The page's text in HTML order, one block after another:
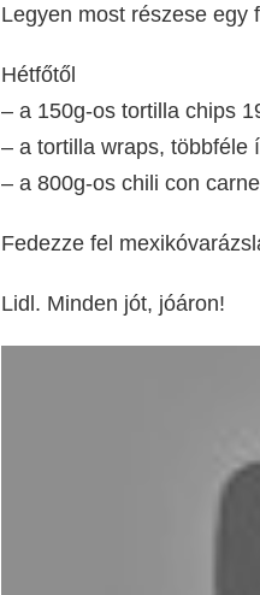
Legyen most részese egy
Hétfőtől
– a 150g-os tortilla chips
– a tortilla wraps, többféle
– a 800g-os chili con
Fedezze fel
Lidl. Minden jót, jóáron!